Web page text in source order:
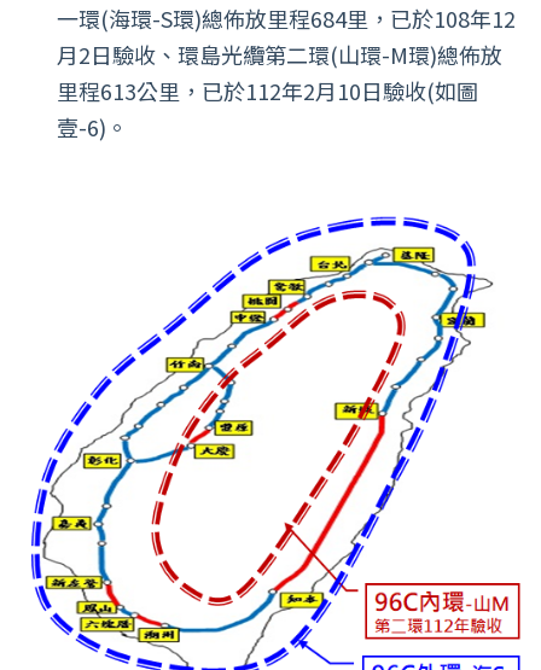
一環(海環-S環)總佈放里程684里，已於108年12
月2日驗收、環島光纜第二環(山環-M環)總佈放
里程613公里，已於112年2月10日驗收(如圖
壹-6)。